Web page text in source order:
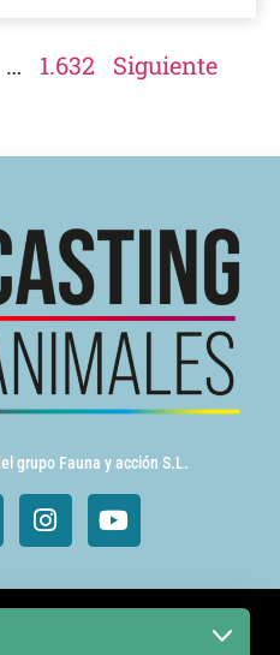
… 1.632 Siguiente
grupo Fauna y acción S.L.
cine y TV